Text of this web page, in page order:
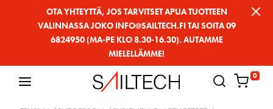
OTA YHTEYTTÄ, JOS TARVITSET APUA TUOTTEEN
VALINNASSA JOKO INFO@SAILTECH.FI TAI SOITA 09
6824950 (MA-PE KLO 8.30-16.30). AUTAMME
MIELELLÄMME!
0